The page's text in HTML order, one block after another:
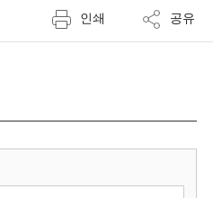
인쇄 공유